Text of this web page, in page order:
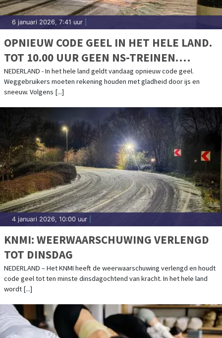
6 januari 2026, 7:41 uur
OPNIEUW CODE GEEL IN HET HELE LAND.
TOT 10.00 UUR GEEN NS-TREINEN.
SCHIPHOL SCHRAPT HONDERDEN
VLUCHTEN
NEDERLAND - In het hele land geldt vandaag opnieuw code geel.
Weggebruikers moeten rekening houden met gladheid door ijs en
sneeuw. Volgens [...]
4 januari 2026, 10:00 uur
KNMI: WEERWAARSCHUWING VERLENGD
TOT DINSDAG
NEDERLAND – Het KNMI heeft de weerwaarschuwing verlengd en houdt
code geel tot ten minste dinsdagochtend van kracht. In het hele land
wordt [...]